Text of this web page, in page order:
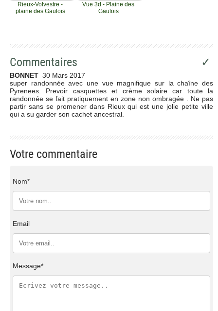
Rieux-Volvestre -
plaine des Gaulois
Vue 3d - Plaine des
Gaulois
Commentaires ✓
BONNET 30 Mars 2017
super randonnée avec une vue magnifique sur la chaîne des
Pyrenees. Prevoir casquettes et crème solaire car toute la
randonnée se fait pratiquement en zone non ombragée . Ne pas
partir sans se promener dans Rieux qui est une jolie petite ville
qui a su garder son cachet ancestral.
Votre commentaire
Nom*
Email
Message*